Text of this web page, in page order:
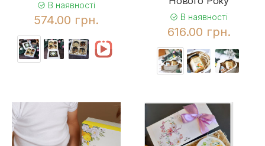
В наявності
574.00 грн. В наявності
616.00 грн.